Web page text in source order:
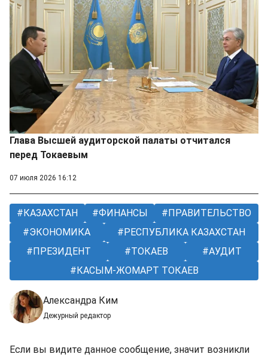
Глава Высшей аудиторской палаты отчитался
перед Токаевым
07 июля 2026 16:12
КАЗАХСТАН ФИНАНСЫ
ПРАВИТЕЛЬСТВО
ЭКОНОМИКА
РЕСПУБЛИКА КАЗАХСТАН
ПРЕЗИДЕНТ
ТОКАЕВ
АУДИТ
КАСЫМ-ЖОМАРТ ТОКАЕВ
Александра Ким
Дежурный редактор
Если вы видите данное сообщение, значит возникли